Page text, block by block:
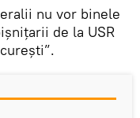
nu vor binele
de la USR